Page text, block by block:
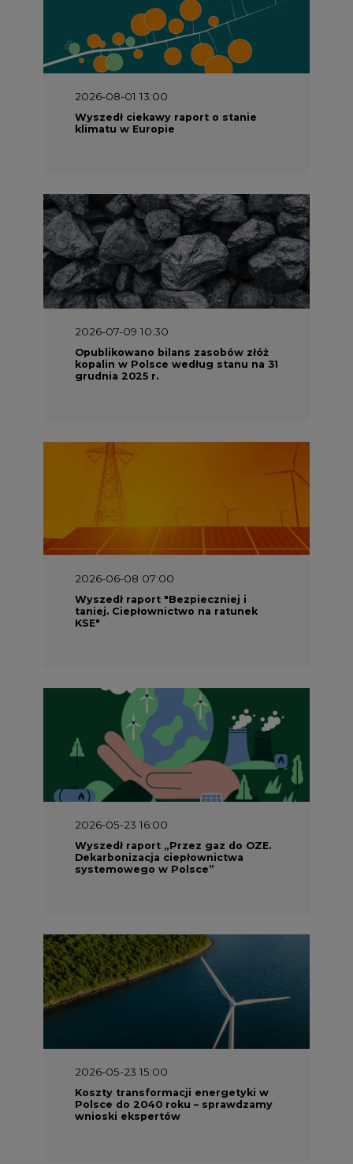
2026-08-01 13:00
Wyszedł ciekawy raport o stanie
klimatu w Europie
2026-07-09 10:30
Opublikowano bilans zasobów złóż
kopalin w Polsce według stanu na 31
grudnia 2025 r.
2026-06-08 07:00
taniej. Ciepłownictwo na ratunek
KSE"
2026-05-23 16:00
Wyszedł raport „Przez gaz do OZE.
Dekarbonizacja ciepłownictwa
systemowego w Polsce”
Koszty transformacji energetyki w
Polsce do 2040 roku – sprawdzamy
wnioski ekspertów